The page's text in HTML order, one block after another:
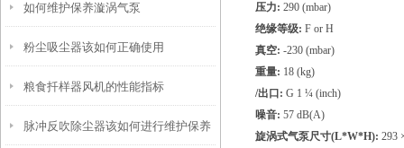
如何维护保养漩涡气泵
粉尘吸尘器该如何正确使用
粮食扦样器风机的性能指标
脉冲反吹除尘器该如何进行维护保养
压力: 290 (mbar)
绝缘等级: F or H
真空: -230 (mbar)
重量: 18 (kg)
/出口: G 1 ¼ (inch)
噪音: 57 dB(A)
旋涡式气泵尺寸(L*W*H): 293